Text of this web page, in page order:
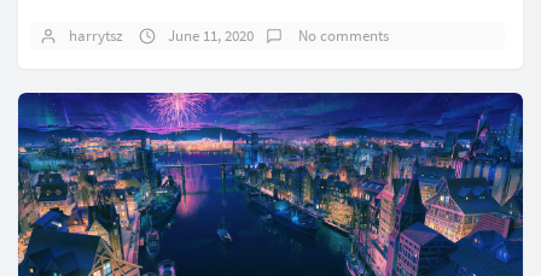
harrytsz June 11, 2020 No comments